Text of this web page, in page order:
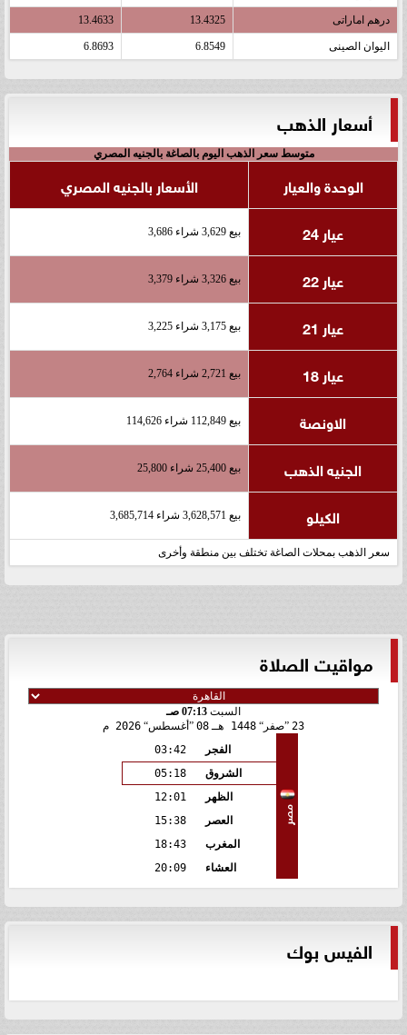
درهم اماراتى 13.4325
13.4633
اليوان الصينى 6.8549
6.8693
أسعار الذهب
متوسط سعر الذهب اليوم بالصاغة بالجنيه المصري
الوحدة والعيار
الأسعار بالجنيه المصري
عيار 24
بيع 3,629 شراء 3,686
عيار 22 بيع 3,326 شراء 3,379
عيار 21 بيع 3,175 شراء 3,225
عيار 18 بيع 2,721 شراء 2,764
الاونصة بيع 112,849 شراء 114,626
الجنيه الذهب بيع 25,400 شراء 25,800
الكيلو بيع 3,628,571 شراء 3,685,714
سعر الذهب بمحلات الصاغة تختلف بين منطقة وأخرى
مواقيت الصلاة
السبت 07:13 صـ
23 صفر 1448 هـ 08 أغسطس 2026 م
مصر
الفجر
03:42
الشروق
05:18
الظهر
12:01
العصر
15:38
المغرب
18:43
العشاء
20:09
الفيس بوك